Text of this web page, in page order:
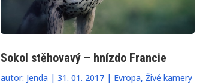
Sokol stěhovavý – hnízdo Francie
autor: Jenda| 31. 01. 2017| Evropa, Živé kamery